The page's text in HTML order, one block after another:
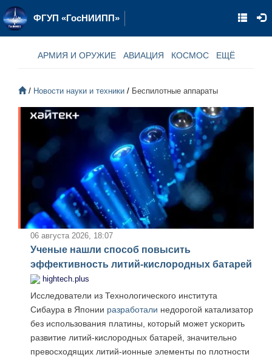
ФГУП «ГосНИИПП»
ЕЩЁ
АРМИЯ И ОРУЖИЕ АВИАЦИЯ КОСМОС
Новости науки и техники Беспилотные аппараты
06 августа 2026, 18:07
Ученые нашли способ повысить
эффективность литий-кислородных батарей
hightech.plus
Исследователи из Технологического института
Сибаура в Японии разработали недорогой катализатор
без использования платины, который может ускорить
развитие литий-кислородных батарей, значительно
превосходящих литий-ионные элементы по плотности